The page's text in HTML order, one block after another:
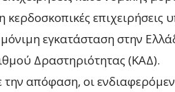
κερδοσκοπικές επιχειρήσεις
εγκατάσταση στην
Δραστηριότητας (ΚΑΔ).
απόφαση, οι